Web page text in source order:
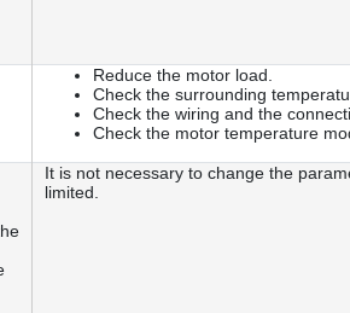
Reduce the motor load.
Check the surrounding
Check the wiring and the
Check the motor temperature
It is not necessary to change the
limited.